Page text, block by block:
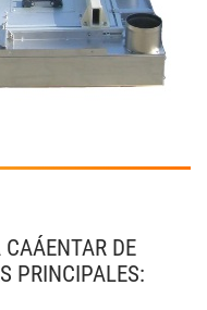
DE
PRINCIPALES: